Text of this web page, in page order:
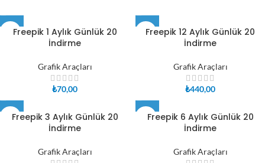
Freepik 1 Aylık Günlük 20
İndirme
Grafik Araçları
₺70,00
Freepik 12 Aylık Günlük 20
İndirme
Grafik Araçları
₺440,00
Freepik 3 Aylık Günlük 20
İndirme
Grafik Araçları
Freepik 6 Aylık Günlük 20
İndirme
Grafik Araçları